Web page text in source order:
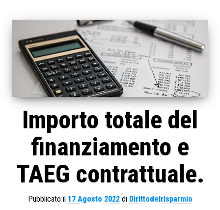
Importo totale del
finanziamento e
TAEG contrattuale.
Pubblicato il 17 Agosto 2022di Dirittodelrisparmio